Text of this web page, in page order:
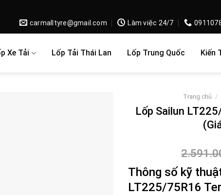
carmalltyre@gmail.com Làm việc 24/7
Xe Tải Lốp Tải Thái Lan Lốp Trung Quốc Kiến
Trang chủ /
Lốp Sailun
Thông số kỹ
LT225/75R16